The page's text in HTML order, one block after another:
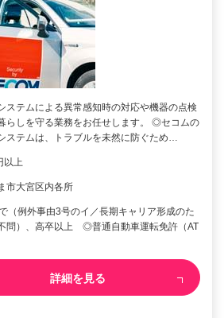
ステムによる異常感知時の対応や機器の点検
らしを守る業務をお任せします。 ◎セコムの
ステムは、トラブルを未然に防ぐため…
以上
市大宮区内各所
（例外事由3号のイ／長期キャリア形成のた
問）、高卒以上 ◎普通自動車運転免許（AT
詳細を見る